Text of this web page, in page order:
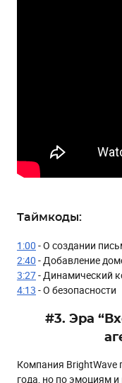
Таймкоды:
1:00 - О создании
2:40 - Добавление
3:27- Динамический
4:13 - О безопасности
#3. Эра
Компания BrightWave
года, но по эмоциям